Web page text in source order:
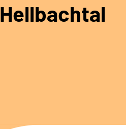
Hellbachtal